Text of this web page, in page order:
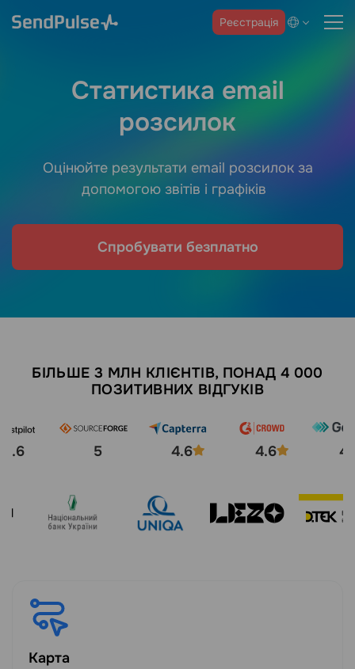
Реєстрація
Статистика email
розсилок
Оцінюйте результати email розсилок за
допомогою звітів і графіків
Спробувати безплатно
БІЛЬШЕ 3 МЛН КЛІЄНТІВ, ПОНАД 4 000
ПОЗИТИВНИХ ВІДГУКІВ
4.6 5 4.6 4.6
Карта